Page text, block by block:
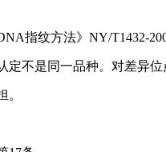
纹方法》NY/T1432-
不是同一品种。对差异
。